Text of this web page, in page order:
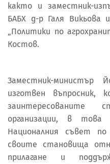
както и заместник-
БАБХ д-р Галя Викьова
„Политики по
Костов.
Заместник-министър
изготвен
организации, в това
Националния съвет
своите становища
прилагане и